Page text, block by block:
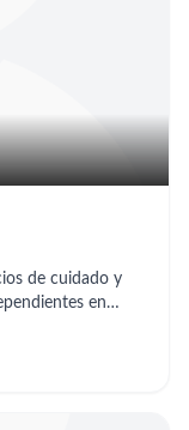
de cuidado y
en
en: ✔
de riesgos